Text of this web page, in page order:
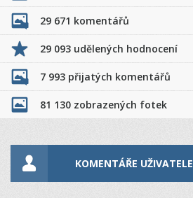
29 671 komentářů
29 093 udělených hodnocení
7 993 přijatých komentářů
81 130 zobrazených fotek
KOMENTÁŘE UŽIVATELE